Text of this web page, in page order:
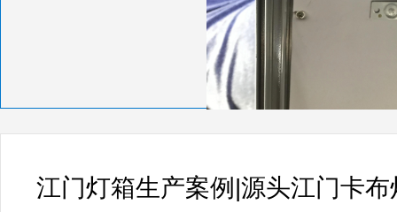
江门灯箱生产案例|源头江门卡